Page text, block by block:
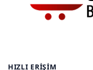
HIZLI ERIŞIM